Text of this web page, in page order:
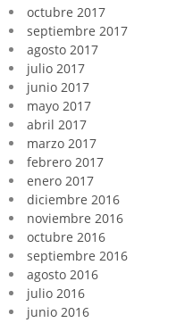
octubre 2017
septiembre 2017
agosto 2017
julio 2017
junio 2017
mayo 2017
abril 2017
marzo 2017
febrero 2017
enero 2017
diciembre 2016
noviembre 2016
octubre 2016
septiembre 2016
agosto 2016
julio 2016
junio 2016